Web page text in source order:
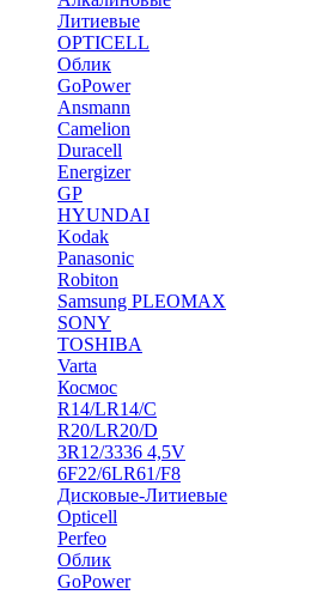
Литиевые
OPTICELL
Облик
GoPower
Ansmann
Camelion
Duracell
Energizer
GP
HYUNDAI
Kodak
Panasonic
Robiton
Samsung PLEOMAX
SONY
TOSHIBA
Varta
Космос
R14/LR14/C
R20/LR20/D
3R12/3336 4,5V
6F22/6LR61/F8
Дисковые-Литиевые
Opticell
Perfeo
Облик
GoPower